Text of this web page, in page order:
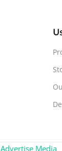
Advertise Media